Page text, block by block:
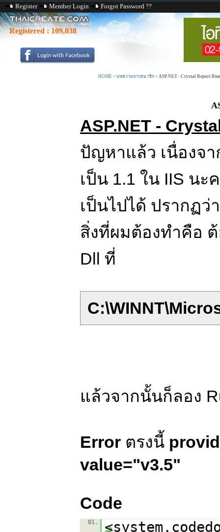
Register Member Login Forgot Password ??
Registered : 109,038
HOME > บทความจากสมาชิก > ASP.NET - Crystal Report
ASP.NET -
ปัญหาแล้ว เนื่องจ
เป็น 1.1 ใน IIS น
เป็นไปได้ ปรากฏ
สิ่งที่ผมต้องทำคือ ต้
Dll ที่
แล้วจากนั้นก็ลอง
Error ตรงนี้
value="v3.5"
Code
01.